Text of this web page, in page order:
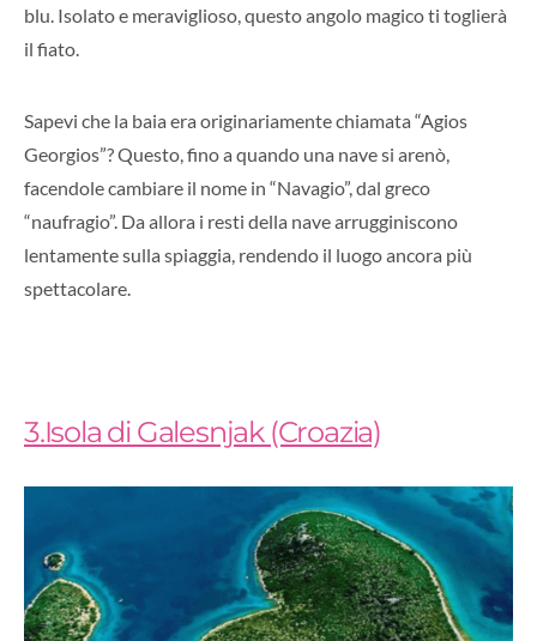
blu. Isolato e meraviglioso, questo angolo magico ti toglierà
il fiato.
Sapevi che la baia era originariamente chiamata “Agios
Georgios”? Questo, fino a quando una nave si arenò,
facendole cambiare il nome in “Navagio”, dal greco
“naufragio”. Da allora i resti della nave arrugginiscono
lentamente sulla spiaggia, rendendo il luogo ancora più
spettacolare.
3.Isola di Galesnjak (Croazia)